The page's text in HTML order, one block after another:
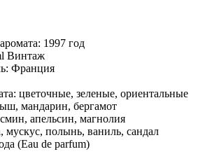
1997 год
Винтаж
Франция
цветочные, зеленые, ориентальные
мандарин, бергамот
апельсин, магнолия
мускус, полынь, ваниль, сандал
(Eau de parfum)